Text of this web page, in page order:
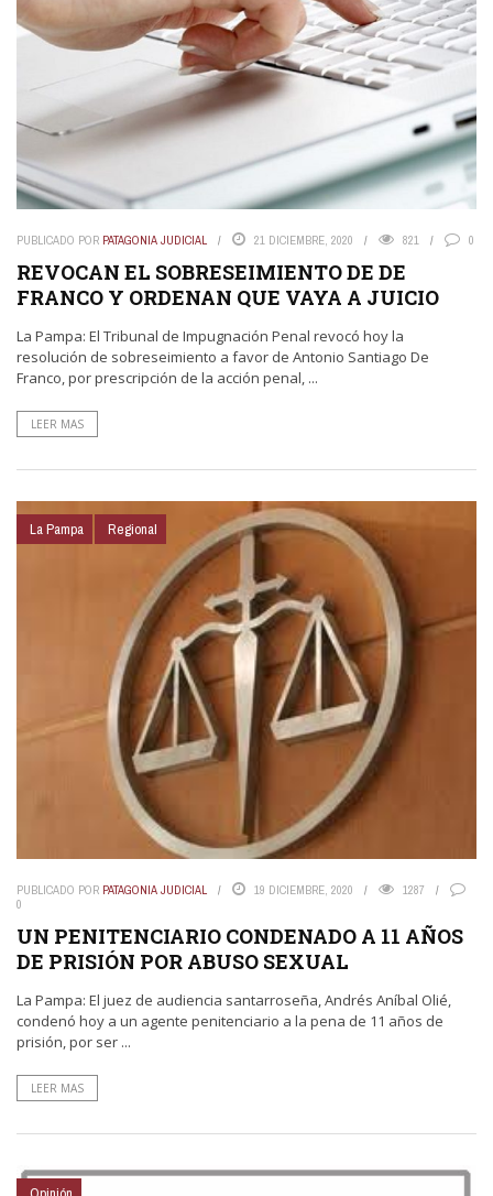
PUBLICADO POR PATAGONIA JUDICIAL 21 DICIEMBRE, 2020 821 0
REVOCAN EL SOBRESEIMIENTO DE DE
FRANCO Y ORDENAN QUE VAYA A JUICIO
La Pampa: El Tribunal de Impugnación Penal revocó hoy la
resolución de sobreseimiento a favor de Antonio Santiago De
Franco, por prescripción de la acción penal, ...
LEER MAS
La Pampa Regional
PUBLICADO POR PATAGONIA JUDICIAL 19 DICIEMBRE, 2020
1287
0
UN PENITENCIARIO CONDENADO A 11 AÑOS
DE PRISIÓN POR ABUSO SEXUAL
La Pampa: El juez de audiencia santarroseña, Andrés Aníbal Olié,
condenó hoy a un agente penitenciario a la pena de 11 años de
prisión, por ser ...
LEER MAS